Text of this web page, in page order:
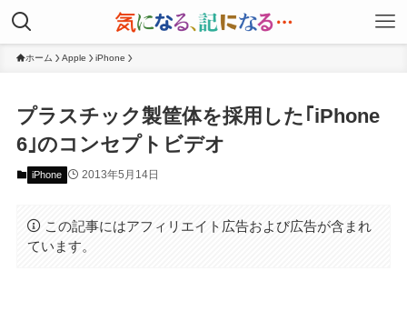
ホーム Apple iPhone
プラスチック製筐体を採用した｢iPhone
6｣のコンセプトビデオ
iPhone 2013年5月14日
この記事にはアフィリエイト広告および広告が含まれ
ています。